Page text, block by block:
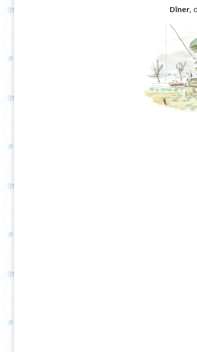
Dîner,